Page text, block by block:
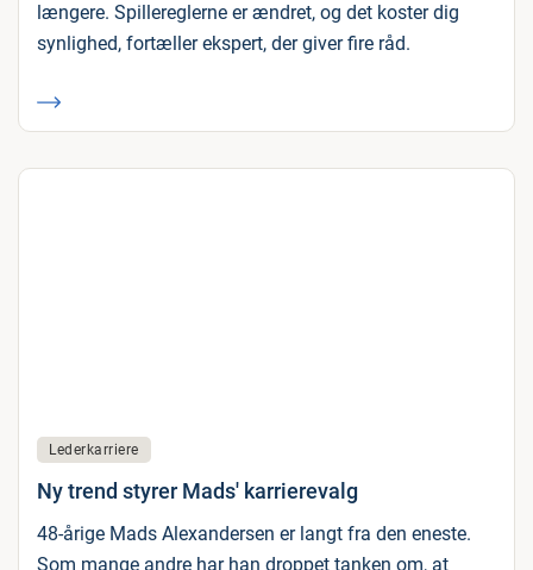
længere. Spillereglerne er ændret, og det koster dig
synlighed, fortæller ekspert, der giver fire råd.
Lederkarriere
Ny trend styrer Mads' karrierevalg
48-årige Mads Alexandersen er langt fra den eneste.
Som mange andre har han droppet tanken om, at